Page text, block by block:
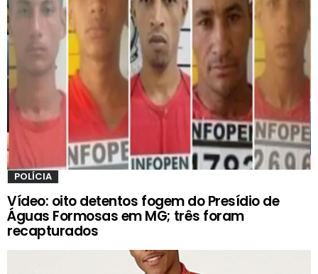
POLÍCIA
Vídeo: oito detentos fogem do Presídio de
Águas Formosas em MG; três foram
recapturados